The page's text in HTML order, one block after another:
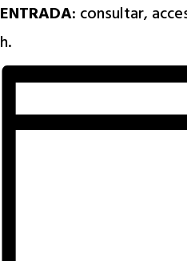
ENTRADA: consultar,
h.